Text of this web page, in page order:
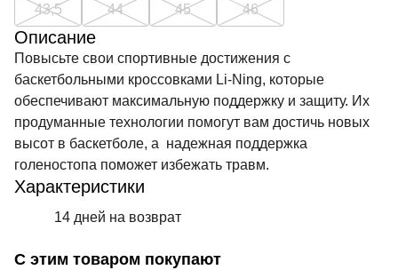
43,5 44 45 46
Описание
Повысьте свои спортивные достижения с
баскетбольными кроссовками Li-Ning, которые
обеспечивают максимальную поддержку и защиту. Их
продуманные технологии помогут вам достичь новых
высот в баскетболе, а надежная поддержка
голеностопа поможет избежать травм.
Характеристики
14 дней на возврат
С этим товаром покупают